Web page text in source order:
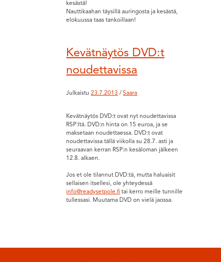
kesästä!
Nauttikaahan täysillä auringosta ja kesästä,
elokuussa taas tankoillaan!
Kevätnäytös DVD:t
noudettavissa
Julkaistu23.7.2013 /Saara
Kevätnäytös DVD:t ovat nyt noudettavissa
RSP:ltä. DVD:n hinta on 15 euroa, ja se
maksetaan noudettaessa. DVD:t ovat
noudettavissa tällä viikolla su 28.7. asti ja
seuraavan kerran RSP:n kesäloman jälkeen
12.8. alkaen.
Jos et ole tilannut DVD:tä, mutta haluaisit
sellaisen itsellesi, ole yhteydessä
info@readysetpole.fi tai kerro meille tunnille
tullessasi. Muutama DVD on vielä jaossa.